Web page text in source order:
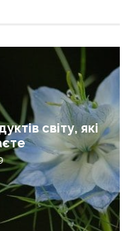
світу, які